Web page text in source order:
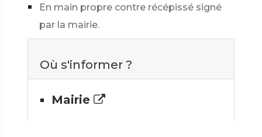
En main propre contre récépissé signé
par la mairie.
Où s'informer ?
Mairie